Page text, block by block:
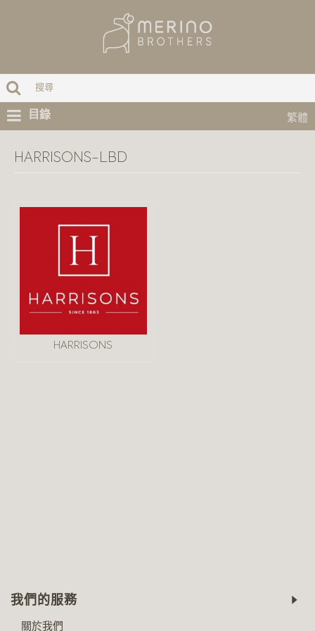
繁體
目錄
HARRISONS-LBD
HARRISONS
我們的服務
關於我們